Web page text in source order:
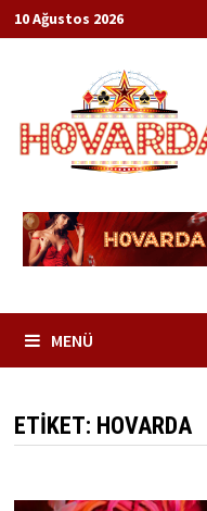
İçeriğe
geç
10 Ağustos 2026
MENÜ
ETIKET: HOVARDA